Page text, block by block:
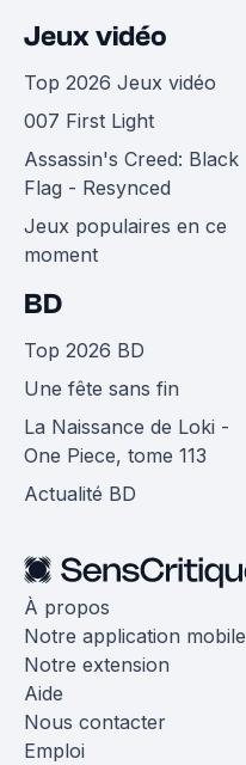
Jeux vidéo
Top 2026 Jeux vidéo
007 First Light
Assassin's Creed: Black
Flag - Resynced
Jeux populaires en ce
moment
BD
Top 2026 BD
Une fête sans fin
La Naissance de Loki -
One Piece, tome 113
Actualité BD
À propos
Notre application mobile
Notre extension
Aide
Nous contacter
Emploi